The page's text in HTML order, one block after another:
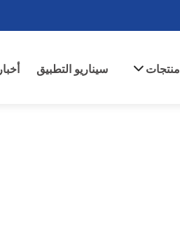
منتجات سيناريو التطبيق أخبار